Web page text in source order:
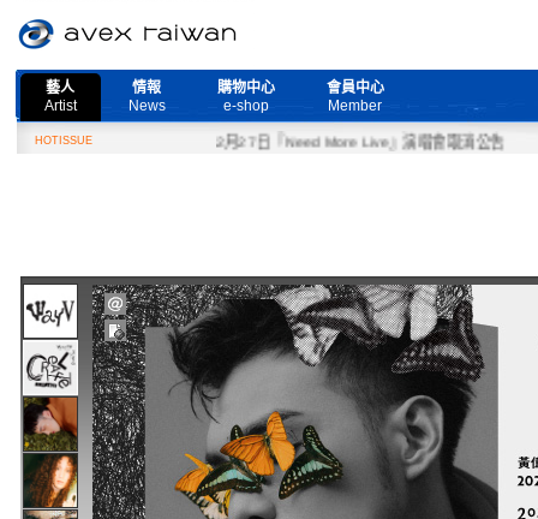
藝人
Artist
情報
News
購物中心
e-shop
會員中心
Member
HOTISSUE 2月27日『Need More Live』演唱會取消公告